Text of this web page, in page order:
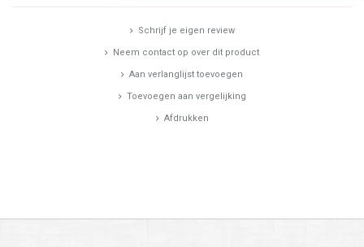
Schrijf je eigen review
Neem contact op over dit product
Aan verlanglijst toevoegen
Toevoegen aan vergelijking
Afdrukken